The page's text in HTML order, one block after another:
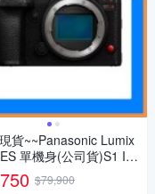
現貨~~Panasonic Lumix
單機身(公司貨)S1 II
$79,900